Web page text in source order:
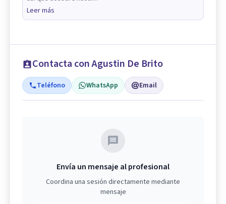
Leer más
Contacta con Agustin De Brito
Teléfono WhatsApp Email
Envía un mensaje al profesional
Coordina una sesión directamente mediante
mensaje